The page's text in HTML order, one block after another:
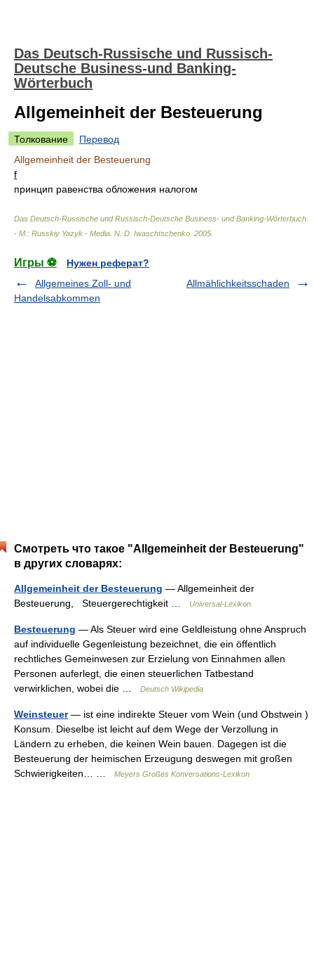
Das Deutsch-Russische und Russisch-
Deutsche Business-und Banking-
Wörterbuch
Allgemeinheit der Besteuerung
Толкование
Перевод
Allgemeinheit der Besteuerung
f
принцип равенства обложения налогом
Das Deutsch-Russische und Russisch-Deutsche Business- und Banking-Wörterbuch.
- М.: Russkiy Yazyk - Media N. D. Iwaschtschenko 2005
Игры ⚽
Нужен реферат?
Allgemeines Zoll- und
Handelsabkommen
Allmählichkeitsschaden
Смотреть что такое "Allgemeinheit der Besteuerung"
в других словарях:
Allgemeinheit der Besteuerung — Allgemeinheit der
Besteuerung, Steuergerechtigkeit …
Universal-Lexikon
Besteuerung — Als Steuer wird eine Geldleistung ohne Anspruch
auf individuelle Gegenleistung bezeichnet, die ein öffentlich
rechtliches Gemeinwesen zur Erzielung von Einnahmen allen
Personen auferlegt, die einen steuerlichen Tatbestand
verwirklichen, wobei die …
Deutsch Wikipedia
Weinsteuer— ist eine indirekte Steuer vom Wein (und Obstwein )
Konsum. Dieselbe ist leicht auf dem Wege der Verzollung in
Ländern zu erheben, die keinen Wein bauen. Dagegen ist die
Besteuerung der heimischen Erzeugung deswegen mit großen
Schwierigkeiten… …
Meyers Großes Konversations-Lexikon